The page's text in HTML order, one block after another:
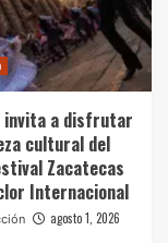
invita a disfrutar
cultural del
Zacatecas
Internacional
agosto 1, 2026